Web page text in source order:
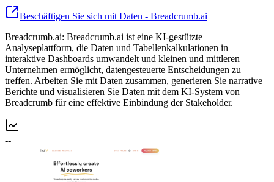
Beschäftigen Sie sich mit Daten - Breadcrumb.ai
Breadcrumb.ai: Breadcrumb.ai ist eine KI-gestützte
Analyseplattform, die Daten und Tabellenkalkulationen in
interaktive Dashboards umwandelt und kleinen und mittleren
Unternehmen ermöglicht, datengesteuerte Entscheidungen zu
treffen. Arbeiten Sie mit Daten zusammen, generieren Sie narrative
Berichte und visualisieren Sie Daten mit dem KI-System von
Breadcrumb für eine effektive Einbindung der Stakeholder.
--